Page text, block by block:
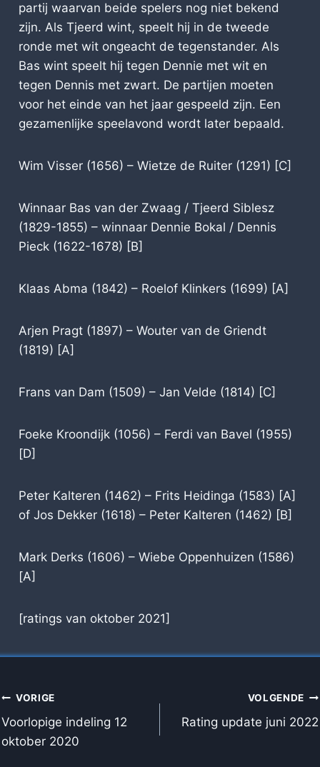
partij waarvan beide spelers nog niet bekend
zijn. Als Tjeerd wint, speelt hij in de tweede
ronde met wit ongeacht de tegenstander. Als
Bas wint speelt hij tegen Dennie met wit en
tegen Dennis met zwart. De partijen moeten
voor het einde van het jaar gespeeld zijn. Een
gezamenlijke speelavond wordt later bepaald.
Wim Visser (1656) – Wietze de Ruiter (1291) [C]
Winnaar Bas van der Zwaag / Tjeerd Siblesz
(1829-1855) – winnaar Dennie Bokal / Dennis
Pieck (1622-1678) [B]
Klaas Abma (1842) – Roelof Klinkers (1699) [A]
Arjen Pragt (1897) – Wouter van de Griendt
(1819) [A]
Frans van Dam (1509) – Jan Velde (1814) [C]
Foeke Kroondijk (1056) – Ferdi van Bavel (1955)
[D]
Peter Kalteren (1462) – Frits Heidinga (1583) [A]
of Jos Dekker (1618) – Peter Kalteren (1462) [B]
Mark Derks (1606) – Wiebe Oppenhuizen (1586)
[A]
[ratings van oktober 2021]
BERICHT
NAVIGATIE
VORIGE
Voorlopige indeling 12
oktober 2020
VOLGENDE
Rating update juni 2022